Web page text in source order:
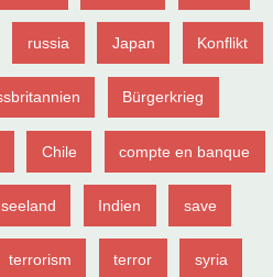
russia Japan Konflikt
Bürgerkrieg
Chile compte en banque
Indien save
terrorism terror syria